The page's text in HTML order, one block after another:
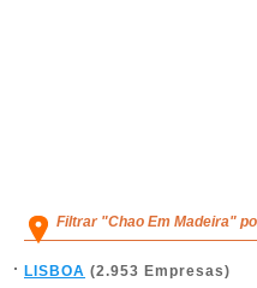
Filtrar "Chao Em Madeira"
LISBOA (2.953 Empresas)